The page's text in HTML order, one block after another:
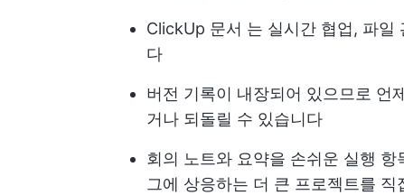
ClickUp 문서 는 실시간 협업, 파일
다
버전 기록이 내장되어 있으므로 언
거나 되돌릴 수 있습니다
회의 노트와 요약을 손쉬운 실행
그에 상응하는 더 큰 프로젝트를 직